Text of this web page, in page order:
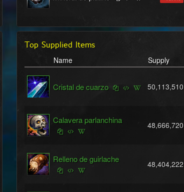
Top Supplied Items
Name Supply
Cristal de cuarzo 50,113,510
Calavera parlanchina 48,666,720
Relleno de guirlache 48,404,222